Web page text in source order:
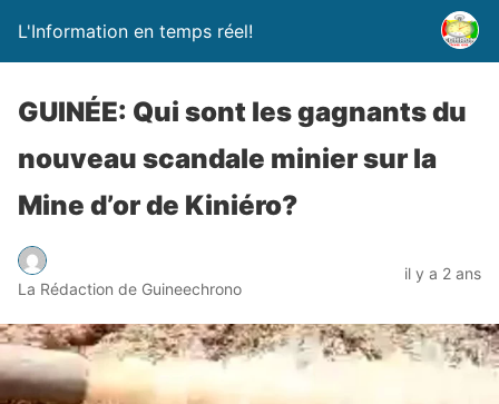
L'Information en temps réel!
GUINÉE: Qui sont les gagnants du
nouveau scandale minier sur la
Mine d’or de Kiniéro?
La Rédaction de Guineechrono
il y a 2 ans